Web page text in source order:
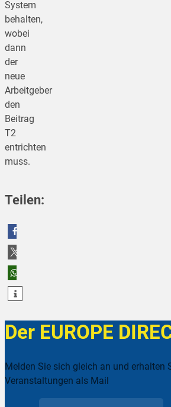
System
behalten,
wobei
dann
der
neue
Arbeitgeber
den
Beitrag
T2
entrichten
muss.
Teilen:
teilen
teilen
teilen
Der EUROPE
Melden Sie sich gleich an und
Veranstaltungen als Mail